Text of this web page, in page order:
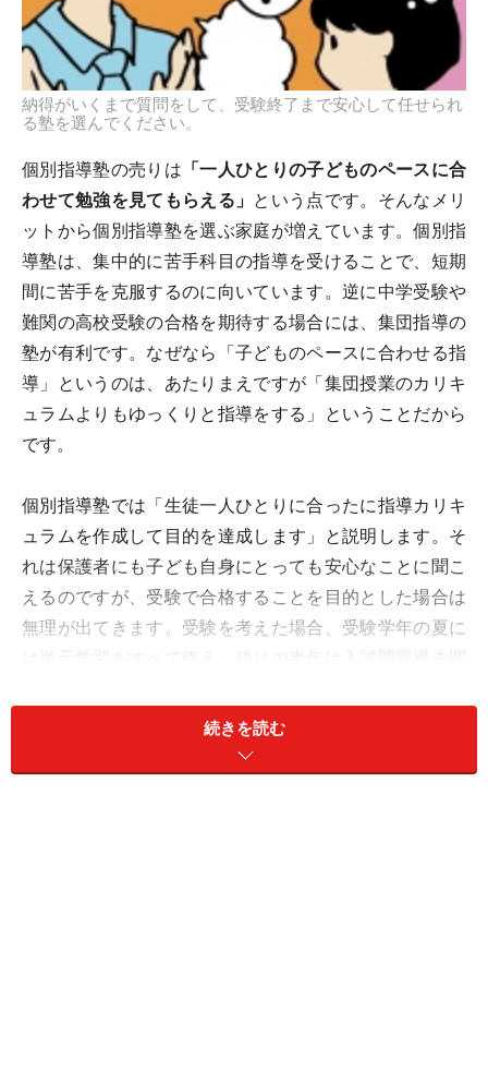
納得がいくまで質問をして、受験終了まで安心して任せられ
る塾を選んでください。
個別指導塾の売りは 「一人ひとりの子どものペースに合
わせて勉強を見てもらえる」 という点です。そんなメリ
ットから個別指導塾を選ぶ家庭が増えています。個別指
導塾は、集中的に苦手科目の指導を受けることで、短期
間に苦手を克服するのに向いています。逆に中学受験や
難関の高校受験の合格を期待する場合には、集団指導の
塾が有利です。なぜなら「子どものペースに合わせる指
導」というのは、あたりまえですが「集団授業のカリキ
ュラムよりもゆっくりと指導をする」ということだから
です。
個別指導塾では「生徒一人ひとりに合ったに指導カリキ
ュラムを作成して目的を達成します」と説明します。そ
れは保護者にも子ども自身にとっても安心なことに聞こ
えるのですが、受験で合格することを目的とした場合は
無理が出てきます。受験を考えた場合、受験学年の夏に
は単元学習をすべて終え、残りの半年は入試問題過去問
らです。単元学習を早く終えるほど、入試問題で得点力
を高める訓練に時間を使え、入試に有利になります。
続きを読む